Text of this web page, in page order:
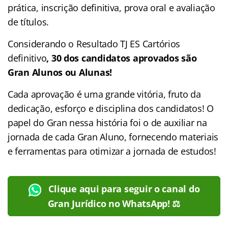
prática, inscrição definitiva, prova oral e avaliação
de títulos.
Considerando o Resultado TJ ES Cartórios
definitivo, 30 dos candidatos aprovados são
Gran Alunos ou Alunas!
Cada aprovação é uma grande vitória, fruto da
dedicação, esforço e disciplina dos candidatos! O
papel do Gran nessa história foi o de auxiliar na
jornada de cada Gran Aluno, fornecendo materiais
e ferramentas para otimizar a jornada de estudos!
Clique aqui para seguir o canal do
Gran Jurídico no WhatsApp! ⚖️